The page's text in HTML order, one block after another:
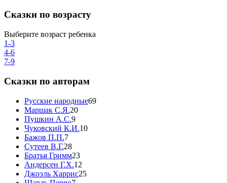
Сказки по возрасту
Выберите возраст ребенка
1-3
4-6
7-9
Сказки по авторам
Русские народные69
Маршак С.Я.20
Пушкин А.С.9
Чуковский К.И.10
Бажов П.П.7
Сутеев В.Г.28
Братья Гримм23
Андерсен Г.Х.12
Джоэль Харрис25